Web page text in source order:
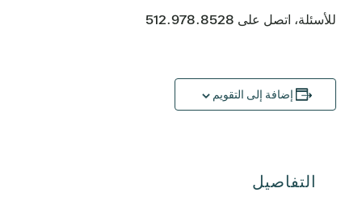
للأسئلة، اتصل على 512.978.8528
إضافة إلى التقويم
التفاصيل